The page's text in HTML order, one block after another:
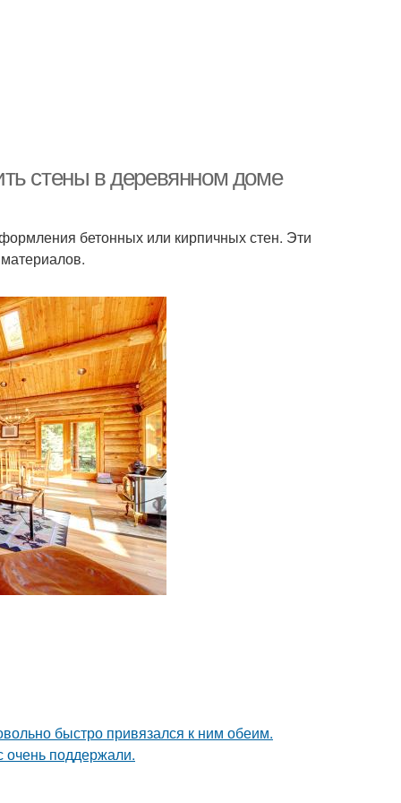
стены в деревянном доме
бетонных или кирпичных стен. Эти
быстро привязался к ним обеим.
очень поддержали.